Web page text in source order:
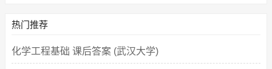
热门推荐
化学工程基础 课后答案 (武汉大学)